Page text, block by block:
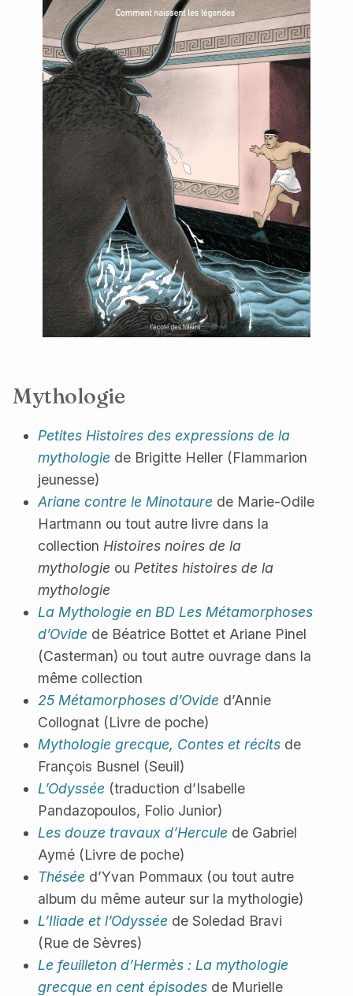
Mythologie
Petites Histoires des expressions de la
mythologie de Brigitte Heller (Flammarion
jeunesse)
Ariane contre le Minotaure de Marie-Odile
Hartmann ou tout autre livre dans la
collection Histoires noires de la
mythologie ou Petites histoires de la
mythologie
La Mythologie en BD Les Métamorphoses
d’Ovide de Béatrice Bottet et Ariane Pinel
(Casterman) ou tout autre ouvrage dans la
même collection
25 Métamorphoses d’Ovide d’Annie
Collognat (Livre de poche)
Mythologie grecque, Contes et récits de
François Busnel (Seuil)
L’Odyssée (traduction d’Isabelle
Pandazopoulos, Folio Junior)
Les douze travaux d’Hercule de Gabriel
Aymé (Livre de poche)
Thésée d’Yvan Pommaux (ou tout autre
album du même auteur sur la mythologie)
L’Iliade et l’Odyssée de Soledad Bravi
(Rue de Sèvres)
Le feuilleton d’Hermès : La mythologie
grecque en cent épisodes de Murielle